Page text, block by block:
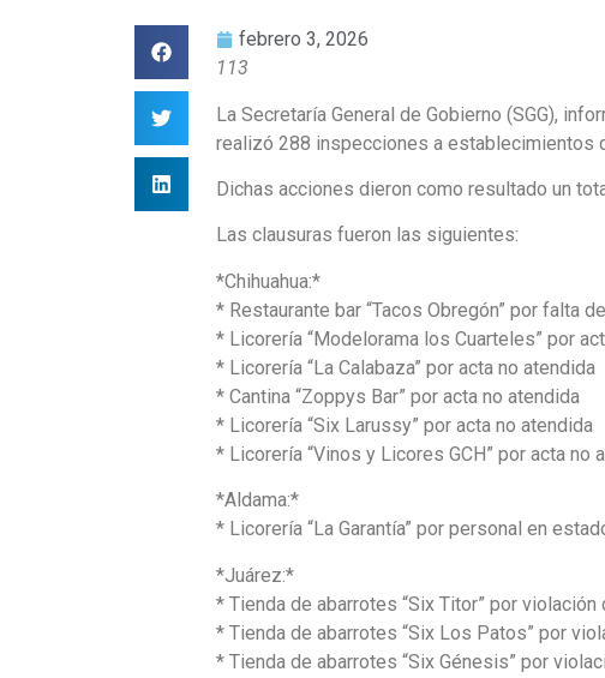
febrero 3, 2026
113
La Secretaría General de Gobierno (SGG),
realizó 288 inspecciones a establecimientos
Dichas acciones dieron como resultado un
Las clausuras fueron las siguientes:
*Chihuahua:*
* Restaurante bar “Tacos Obregón” por falta
* Licorería “Modelorama los Cuarteles” por
* Licorería “La Calabaza” por acta no atendida
* Cantina “Zoppys Bar” por acta no atendida
* Licorería “Six Larussy” por acta no atendida
* Licorería “Vinos y Licores GCH” por acta no
*Aldama:*
* Licorería “La Garantía” por personal en
*Juárez:*
* Tienda de abarrotes “Six Titor” por violación
* Tienda de abarrotes “Six Los Patos” por
* Tienda de abarrotes “Six Génesis” por